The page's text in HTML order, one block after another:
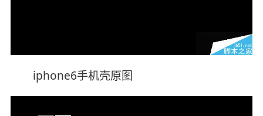
iphone6手机壳原图